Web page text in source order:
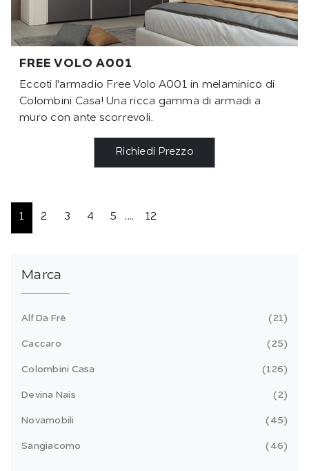
FREE VOLO A001
Eccoti l'armadio Free Volo A001 in melaminico di
Colombini Casa! Una ricca gamma di armadi a
muro con ante scorrevoli.
Richiedi Prezzo
1 2 3 4 5 .... 12
Marca
Alf Da Frè 21
Caccaro 25
Colombini Casa 126
Devina Nais 2
Novamobili 45
Sangiacomo 46